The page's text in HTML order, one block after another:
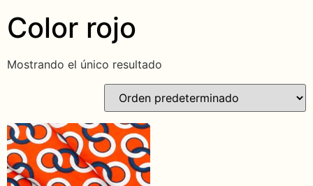
Color rojo
Mostrando el único resultado